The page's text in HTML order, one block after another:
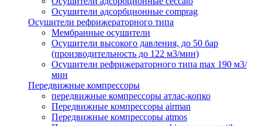
Осушители адсорбционные comprag
Осушители рефрижераторного типа
Мембранные осушители
Осушители высокого давления, до 50 бар
(производительность до 122 м3/мин)
Осушители рефрижераторного типа max 190 м3/
мин
Передвижные компрессоры
передвижные компрессоры атлас-копко
Передвижные компрессоры airman
Передвижные компрессоры atmos